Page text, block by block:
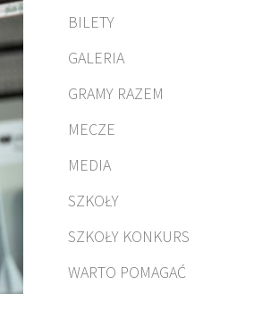
BILETY
GALERIA
GRAMY RAZEM
MECZE
MEDIA
SZKOŁY
SZKOŁY KONKURS
WARTO POMAGAĆ